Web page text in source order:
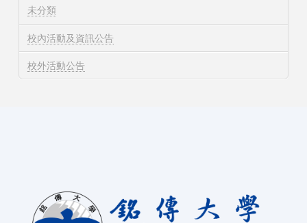
未分類
校內活動及資訊公告
校外活動公告